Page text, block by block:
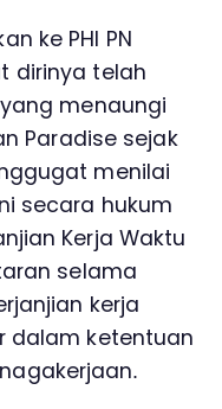
ke PHI PN
dirinya telah
menaungi
Paradise sejak
menilai
secara hukum
Kerja Waktu
selama
kerja
dalam ketentuan